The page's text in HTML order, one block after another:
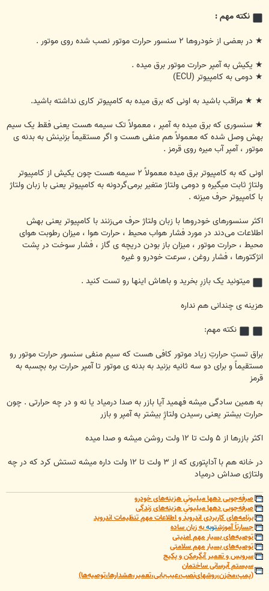
نکته مهم :
★ در بعضی از خودروها ۲ سنسور حرارت موتور نصب شده روی موتور .
★ یکیش به آمپر حرارت موتور برق میده .
★ دومی به کامپیوتر (ECU)
★ ★ مراقب باشید به اونی که برق میده به کامپیوتر کاری نداشته باشید.
★ سنسوری که برق میده به آمپر ، معمولاً تک سیمه هست یعنی فقط یک سیم
بهش وصل شده که معمولاً هم منفی هست و اگر مستقیماً بزنینش به بدنه ی
موتور ، آمپر آب میره روی قرمز .
اونی که به کامپیوتر برق میده معمولاً ۲ سیمه هست چون یکیش از کامپیوتر
ولتاژِ ثابت میگیره و دومی ولتاژ متغیر برمی‌گردونه به کامپیوتر یعنی با زبان ولتاژ
با کامپیوتر حرف میزنه .
اکثر سنسورهای خودروها با زبان ولتاژ حرف می‌زنند با کامپیوتر یعنی بهش
اطلاعات می‌دند در مورد فشار هواب محیط ، حرارت هوا ، میزان رطوبت هوای
محیط ، حرارت موتور ، میزان باز بودن دریچه ی گاز ، فشار سوخت در پشت
انژکتورها ، فشار روغن , سرعت خودرو و غیره
میتونید یک بازرِ بخرید و باهاش اینها رو تست کنید .
هزینه ی چندانی هم نداره
نکته مهم:
براق تستِ حرارتِ زیاد موتور کافی هست که سیم منفی سنسور حرارت موتور رو
مستقیماً و برای دو سه ثانیه بزنید به بدنه ی موتور تا آمپر حرارت بره بچسبه به
قرمز
به همین سادگی میشه فهمید آیا بازر به صدا درمیاد یا نه و در چه حرارتی . چون
حرارت بیشتر یعنی رسیدن ولتاژِ بیشتر به آمپر و بازر
اکثر بازرها از ۵ ولت تا ۱۲ ولت روشن میشه و صدا میده
در خانه هم با آداپتوری که از ۳ ولت تا ۱۲ ولت داره میشه تستش کرد که در چه
ولتاژی صداش درمیاد
صرفه‌جویی دهها میلیونیِ هزینه‌های خودرو
صرفه‌جویی دهها میلیونیِ هزینه‌های زندگی
برنامه‌های کاربردی اندروید و اطلاعات مهمِ تنظیمات اندروید
جسارتاً آموزشتوبهبه زبان ساده
توصیه‌های بسیار مهم امنیتی
توصیه‌های بسیار مهم سلامتی
سرویس و تعمیر آبگرمکن و پکیج
سیستم آبرسانی ساختمان
(پمپ،مخزن،روشهای‌نصب،عیب‌یابی،تعمیر،هشدارها،توصیه‌ها)